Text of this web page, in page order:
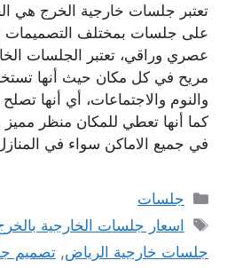
تعتبر جلسات خارجية الخرج هي
على جلسات بمختلف التصميمات
عصري وراقي، تعتبر الجلسات
مريح في كل مكان حيث أنها
والنوم والاجتماعات، أي أنها
كما أنها تعطي للمكان منظر
في جميع الاماكن سواء في
التصنيفات
جلسات
الوسوم
اسعار جلسات الخارجية
جلسات خارجية الرياض, تصميم